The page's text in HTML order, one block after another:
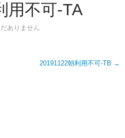
用不可-TA
ありません
20191122朝利用不可-TB →